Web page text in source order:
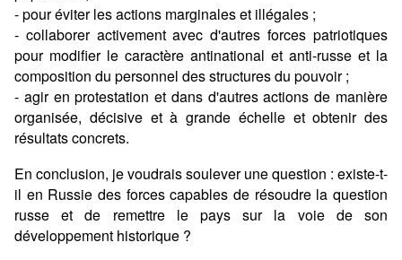
- pour éviter les actions marginales et illégales ;
- collaborer activement avec d'autres forces patriotiques
pour modifier le caractère antinational et anti-russe et la
composition du personnel des structures du pouvoir ;
- agir en protestation et dans d'autres actions de manière
organisée, décisive et à grande échelle et obtenir des
résultats concrets.
En conclusion, je voudrais soulever une question : existe-t-
il en Russie des forces capables de résoudre la question
russe et de remettre le pays sur la voie de son
développement historique ?